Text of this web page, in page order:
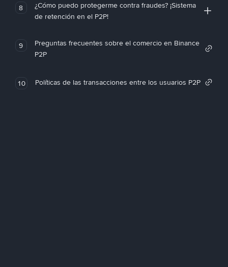
8
¿Cómo puedo protegerme contra fraudes? ¡Sistema
de retención en el P2P!
9
Preguntas frecuentes sobre el comercio en Binance
P2P
10 Políticas de las transacciones entre los usuarios P2P